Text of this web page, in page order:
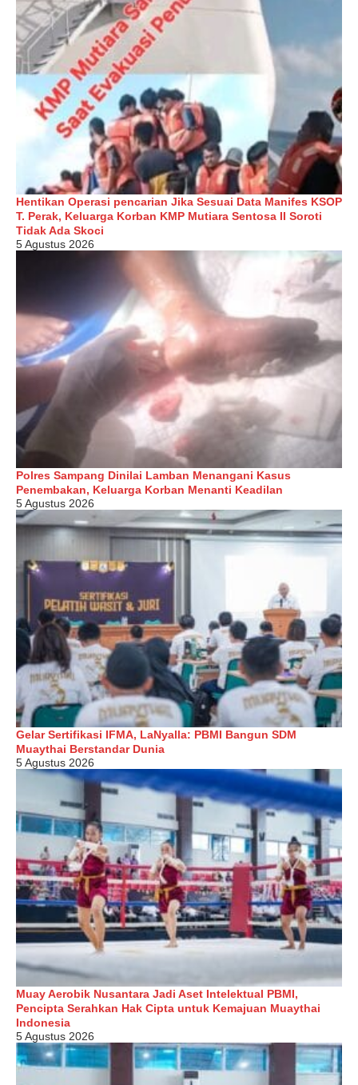
Hentikan Operasi pencarian Jika Sesuai Data Manifes KSOP
T. Perak, Keluarga Korban KMP Mutiara Sentosa II Soroti
Tidak Ada Skoci
5 Agustus 2026
Polres Sampang Dinilai Lamban Menangani Kasus
Penembakan, Keluarga Korban Menanti Keadilan
5 Agustus 2026
Gelar Sertifikasi IFMA, LaNyalla: PBMI Bangun SDM
Muaythai Berstandar Dunia
5 Agustus 2026
Muay Aerobik Nusantara Jadi Aset Intelektual PBMI,
Pencipta Serahkan Hak Cipta untuk Kemajuan Muaythai
Indonesia
5 Agustus 2026